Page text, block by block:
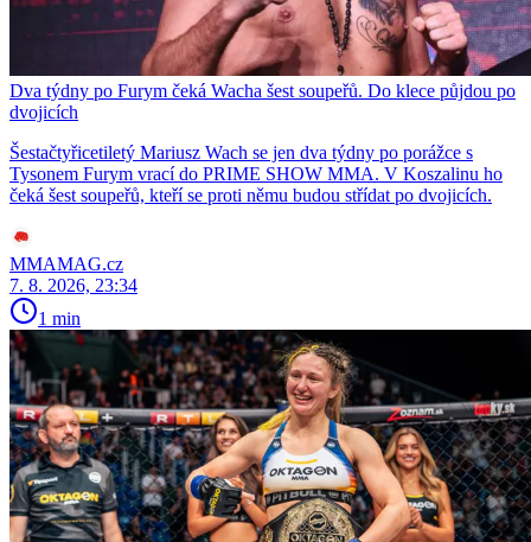
Dva týdny po Furym čeká Wacha šest soupeřů. Do klece půjdou po
dvojicích
Šestačtyřicetiletý Mariusz Wach se jen dva týdny po porážce s
Tysonem Furym vrací do PRIME SHOW MMA. V Koszalinu ho
čeká šest soupeřů, kteří se proti němu budou střídat po dvojicích.
MMAMAG.cz
7. 8. 2026, 23:34
1 min